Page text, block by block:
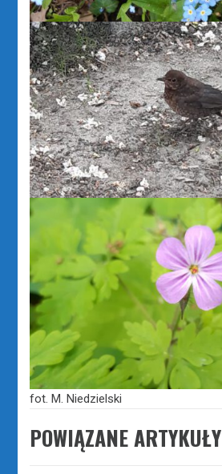
fot. M. Niedzielski
POWIĄZANE ARTYKUŁY